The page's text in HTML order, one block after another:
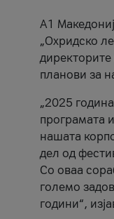
A1
„Охридско
директорите
планови за
„2025
програмата
нашата
дел од
Со оваа
големо
години“,